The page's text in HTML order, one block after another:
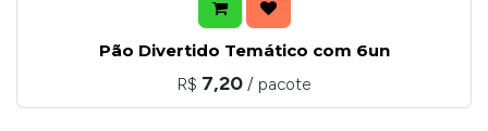
Pão Divertido Temático com 6un
R$ 7,20 / pacote